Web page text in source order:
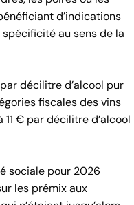
d’indications
au sens de la
décilitre d’alcool pur
fiscales des vins
€ par décilitre d’alcool
sociale pour 2026
les prémix aux